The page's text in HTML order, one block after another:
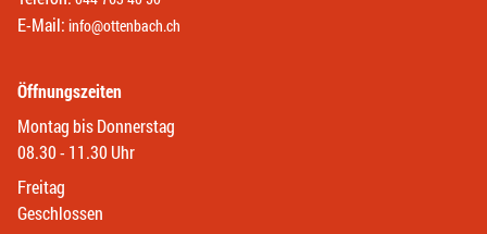
E-Mail: info@ottenbach.ch
Öffnungszeiten
Montag bis Donnerstag
08.30 - 11.30 Uhr
Freitag
Geschlossen